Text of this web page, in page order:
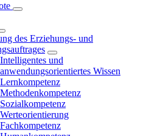
des Erziehungs- und
Intelligentes und
anwendungsorientiertes Wissen
Lernkompetenz
Methodenkompetenz
Sozialkompetenz
Werteorientierung
Fachkompetenz